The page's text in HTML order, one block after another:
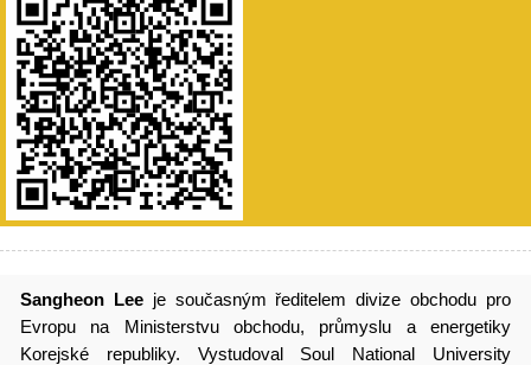
Sangheon Lee je současným ředitelem divize obchodu pro
Evropu na Ministerstvu obchodu, průmyslu a energetiky
Korejské republiky. Vystudoval Soul National University